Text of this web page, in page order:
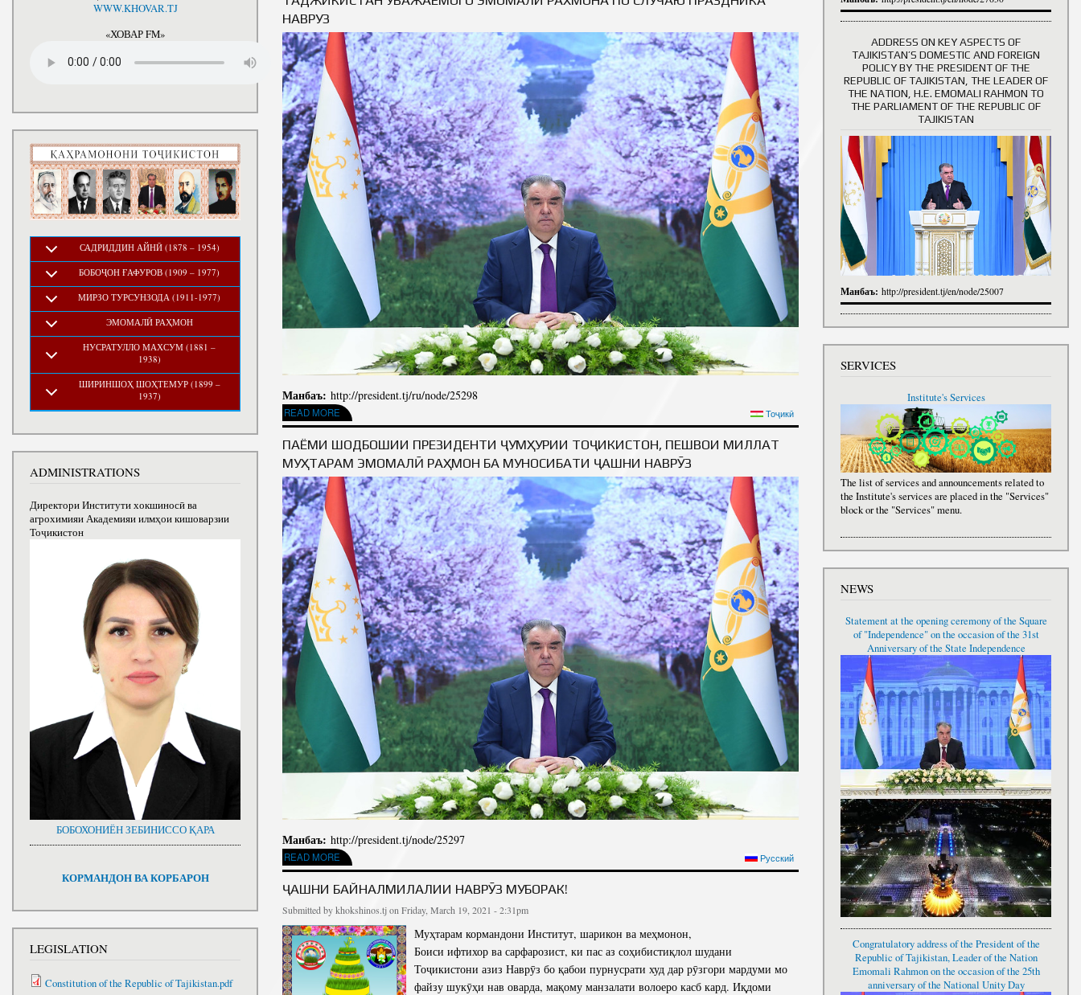
National Development Strategy
of the Republic of Tajikistan
for the Period up to 2030, The
Medium-term Development
Program of the Republic of
Tajikistan for 2016-2020
Structure
Struture of the Institute
Directors and Staff History of Directors
НАВРУЗ
Манбаъ: http://president.tj/ru/node/25298
READ MORE
ABOUT ПОЗДРАВИТЕЛЬНОЕ ПОСЛАНИЕ ЛИДЕРА НАЦИИ, ПРЕЗИДЕНТА РЕСПУБЛИКИ ТАДЖИКИСТАН УВАЖАЕМОГО
ЭМОМАЛИ РАХМОНА ПО СЛУЧАЮ ПРАЗДНИКА НАВРУЗ
Тоҷикӣ
ПАЁМИ ШОДБОШИИ ПРЕЗИДЕНТИ ҶУМҲУРИИ ТОҶИКИСТОН, ПЕШВОИ МИЛЛАТ
МУҲТАРАМ ЭМОМАЛӢ РАҲМОН БА МУНОСИБАТИ ҶАШНИ НАВРӮЗ
Манбаъ: http://president.tj/node/25297
READ MORE
ABOUT ПАЁМИ ШОДБОШИИ ПРЕЗИДЕНТИ ҶУМҲУРИИ ТОҶИКИСТОН, ПЕШВОИ МИЛЛАТ МУҲТАРАМ ЭМОМАЛӢ РАҲМОН БА
МУНОСИБАТИ ҶАШНИ НАВРӮЗ
Русский
ҶАШНИ БАЙНАЛМИЛАЛИИ НАВРӮЗ МУБОРАК!
Submitted bykhokshinos.tjon Friday, March 19, 2021 - 2:31pm
Муҳтарам кормандони Институт, шарикон ва меҳмонон,
Боиси ифтихор ва сарфарозист, ки пас аз соҳибистиқлол шудани
Тоҷикистони азиз Наврӯз бо қабои пурнусрати худ дар рӯзгори мардуми мо
файзу шукӯҳи нав оварда, мақому манзалати волоеро касб кард. Иқдоми
WWW.KHOVAR.TJ
«ХОВАР FM»
САДРИДДИН АЙНӢ (1878 – 1954)
БОБОҶОН ҒАФУРОВ (1909 – 1977)
МИРЗО ТУРСУНЗОДА (1911-1977)
ЭМОМАЛӢ РАҲМОН
НУСРАТУЛЛО МАХСУМ (1881 –
1938)
ШИРИНШОҲ ШОҲТЕМУР (1899 –
1937)
ADMINISTRATIONS
Директори Институти хокшиносӣ ва
агрохимияи Академияи илмҳои кишоварзии
Тоҷикистон
БОБОХОНИЁН ЗЕБИНИССО ҚАРА
КОРМАНДОН ВА КОРБАРОН
LEGISLATION
Constitution of the Republic of Tajikistan.pdf
ADDRESS ON KEY ASPECTS OF
TAJIKISTAN’S DOMESTIC AND FOREIGN
POLICY BY THE PRESIDENT OF THE
REPUBLIC OF TAJIKISTAN, THE LEADER OF
THE NATION, H.E. EMOMALI RAHMON TO
THE PARLIAMENT OF THE REPUBLIC OF
TAJIKISTAN
Манбаъ: http://president.tj/en/node/25007
SERVICES
Institute's Services
The list of services and announcements related to
the Institute's services are placed in the "Services"
block or the "Services" menu.
NEWS
Statement at the opening ceremony of the Square
of "Independence" on the occasion of the 31st
Anniversary of the State Independence
Congratulatory address of the President of the
Republic of Tajikistan, Leader of the Nation
Emomali Rahmon on the occasion of the 25th
anniversary of the National Unity Day